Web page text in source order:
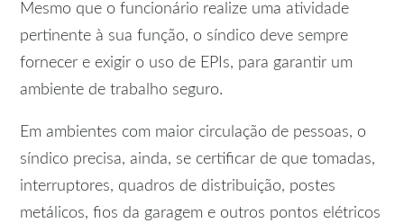
Mesmo que o funcionário realize uma atividade
pertinente à sua função, o síndico deve sempre
fornecer e exigir o uso de EPIs, para garantir um
ambiente de trabalho seguro.
Em ambientes com maior circulação de pessoas, o
síndico precisa, ainda, se certificar de que tomadas,
interruptores, quadros de distribuição, postes
metálicos, fios da garagem e outros pontos elétricos